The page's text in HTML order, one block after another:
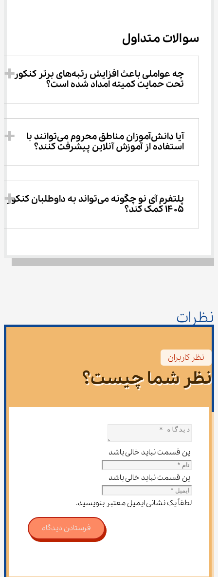
سوالات متداول
چه عواملی باعث افزایش رتبه‌های برتر کنکور
تحت حمایت کمیته امداد شده است؟
آیا دانش‌آموزان مناطق محروم می‌توانند با
استفاده از آموزش آنلاین پیشرفت کنند؟
پلتفرم آی ‌نو چگونه می‌تواند به داوطلبان کنکور
۱۴۰۵ کمک کند؟
نظرات
نظر کاربران
نظر شما چیست؟
این قسمت نباید خالی باشد
این قسمت نباید خالی باشد
لطفاً یک نشانی ایمیل معتبر بنویسید.
فرستادن دیدگاه